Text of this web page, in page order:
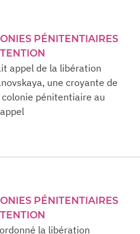
PÉNITENTIAIRES
appel de la libération
une croyante de
pénitentiaire au
PÉNITENTIAIRES
la libération